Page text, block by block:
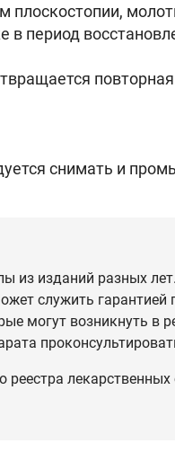
плоскостопии,
период
снимать и
из изданий разных
служить гарантией
могут возникнуть в
лекарственных